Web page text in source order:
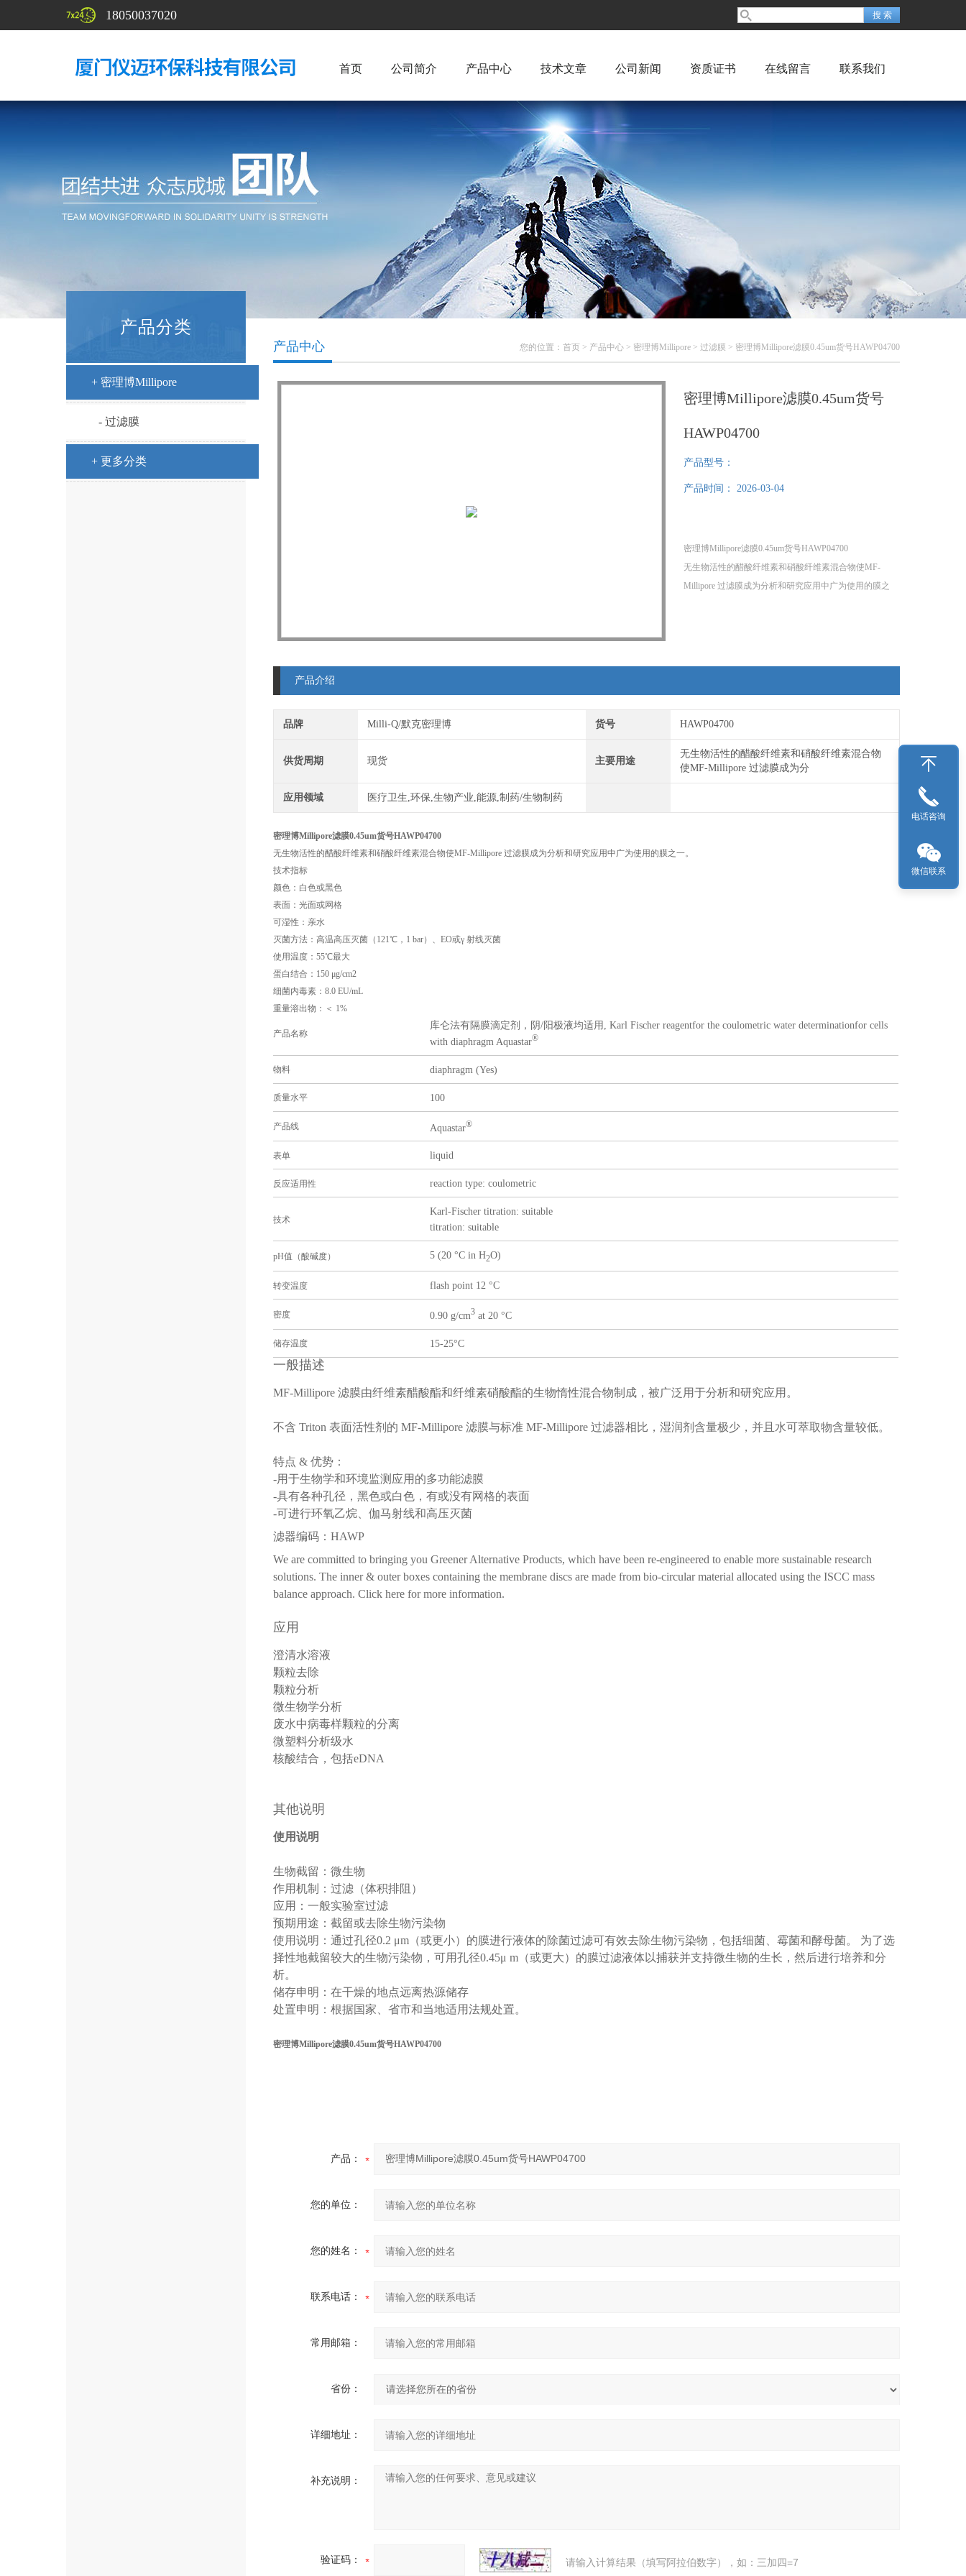
18050037020
首页 公司简介 产品中心 技术文章 公司新闻 资质证书 在线留言 联系我们
产品分类
+ 密理博Millipore
- 过滤膜
+ 更多分类
您的位置： 首页 > 产品中心 > 密理博Millipore > 过滤膜 > 密理博Millipore滤膜0.45um货号HAWP04700
产品中心
密理博Millipore滤膜0.45um货号
HAWP04700
产品型号：
产品时间： 2026-03-04
密理博Millipore滤膜0.45um货号HAWP04700
无生物活性的醋酸纤维素和硝酸纤维素混合物使MF-
Millipore 过滤膜成为分析和研究应用中广为使用的膜之
灭菌
产品介绍
品牌 Milli-Q/默克密理博 货号 HAWP04700
供货周期 现货 主要用途
无生物活性的醋酸纤维素和硝酸纤维素混合物
使MF-Millipore 过滤膜成为分
应用领域 医疗卫生,环保,生物产业,能源,制药/生物制药
密理博Millipore滤膜0.45um货号HAWP04700
无生物活性的醋酸纤维素和硝酸纤维素混合物使MF-Millipore 过滤膜成为分析和研究应用中广为使用的膜之一。
技术指标
颜色：白色或黑色
表面：光面或网格
可湿性：亲水
灭菌方法：高温高压灭菌（121℃，1 bar）、EO或γ 射线灭菌
使用温度：55℃最大
蛋白结合：150 μg/cm2
细菌内毒素：8.0 EU/mL
重量溶出物：＜ 1%
产品名称
库仑法有隔膜滴定剂，阴/阳极液均适用, Karl Fischer reagentfor the coulometric water determinationfor cells
with diaphragm Aquastar®
物料 diaphragm (Yes)
质量水平 100
产品线 Aquastar®
表单 liquid
反应适用性 reaction type: coulometric
技术
Karl-Fischer titration: suitable
titration: suitable
pH值（酸碱度） 5 (20 °C in H2O)
转变温度 flash point 12 °C
密度 0.90 g/cm3at 20 °C
储存温度 15-25°C
一般描述
MF-Millipore 滤膜由纤维素醋酸酯和纤维素硝酸酯的生物惰性混合物制成，被广泛用于分析和研究应用。
不含 Triton 表面活性剂的 MF-Millipore 滤膜与标准 MF-Millipore 过滤器相比，湿润剂含量极少，并且水可萃取物含量较低。
特点 & 优势：
-用于生物学和环境监测应用的多功能滤膜
-具有各种孔径，黑色或白色，有或没有网格的表面
-可进行环氧乙烷、伽马射线和高压灭菌
滤器编码：HAWP
We are committed to bringing you Greener Alternative Products, which have been re-engineered to enable more sustainable research
solutions. The inner & outer boxes containing the membrane discs are made from bio-circular material allocated using the ISCC mass
balance approach. Click here for more information.
应用
澄清水溶液
颗粒去除
颗粒分析
微生物学分析
废水中病毒样颗粒的分离
微塑料分析级水
核酸结合，包括eDNA
其他说明
使用说明
生物截留：微生物
作用机制：过滤（体积排阻）
应用：一般实验室过滤
预期用途：截留或去除生物污染物
使用说明：通过孔径0.2 μm（或更小）的膜进行液体的除菌过滤可有效去除生物污染物，包括细菌、霉菌和酵母菌。 为了选
择性地截留较大的生物污染物，可用孔径0.45μ m（或更大）的膜过滤液体以捕获并支持微生物的生长，然后进行培养和分
析。
储存申明：在干燥的地点远离热源储存
处置申明：根据国家、省市和当地适用法规处置。
密理博Millipore滤膜0.45um货号HAWP04700
产品：
您的单位：
您的姓名：
联系电话：
常用邮箱：
省份：
详细地址：
补充说明：
验证码： 请输入计算结果（填写阿拉伯数字），如：三加四=7
电话咨询
微信联系